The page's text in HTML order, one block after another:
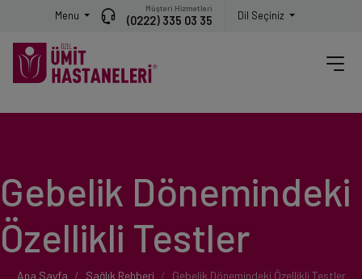
Menu
Müşteri Hizmetleri
(0222) 335 03 35 Dil Seçiniz
Gebelik Dönemindeki
Özellikli Testler
Ana Sayfa Sağlık Rehberi Gebelik Dönemindeki Özellikli Testler